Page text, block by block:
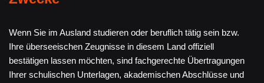
Wenn Sie im Ausland studieren oder beruflich tätig sein bzw.
Ihre überseeischen Zeugnisse in diesem Land offiziell
bestätigen lassen möchten, sind fachgerechte Übertragungen
Ihrer schulischen Unterlagen, akademischen Abschlüsse und